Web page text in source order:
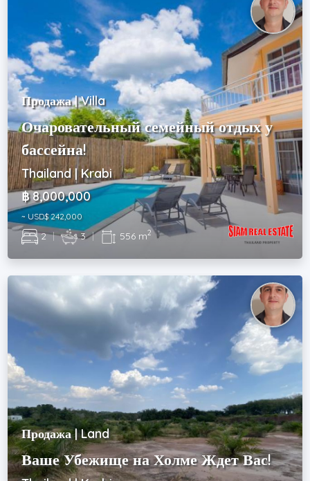
Продажа | Villa
Очаровательный семейный отдых у
бассейна!
Thailand | Krabi
฿ 8,000,000
~ USD$ 242,000
2 | 3 | 556 m2
Продажа | Land
Ваше Убежище на Холме Ждет Вас!